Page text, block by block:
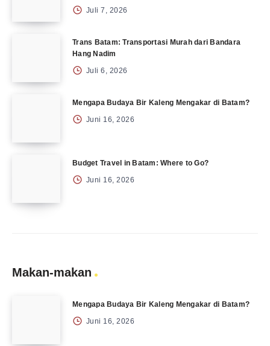
Juli 7, 2026
Trans Batam: Transportasi Murah dari Bandara
Hang Nadim
Juli 6, 2026
Mengapa Budaya Bir Kaleng Mengakar di Batam?
Juni 16, 2026
Budget Travel in Batam: Where to Go?
Juni 16, 2026
Makan-makan
Mengapa Budaya Bir Kaleng Mengakar di Batam?
Juni 16, 2026